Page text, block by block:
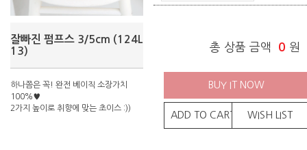
잘빠진 펌프스 3/5cm (124L
13)
하나쯤은 꼭! 완전 베이직 소장가치
100%♥
2가지 높이로 취향에 맞는 초이스 :))
총 상품 금액 0 원
BUY IT NOW
ADD TO CART WISH LIST